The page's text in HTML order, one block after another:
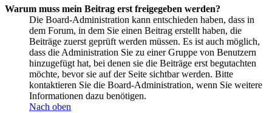
Warum muss mein Beitrag erst freigegeben werden?
Die Board-Administration kann entschieden haben, dass in
dem Forum, in dem Sie einen Beitrag erstellt haben, die
Beiträge zuerst geprüft werden müssen. Es ist auch möglich,
dass die Administration Sie zu einer Gruppe von Benutzern
hinzugefügt hat, bei denen sie die Beiträge erst begutachten
möchte, bevor sie auf der Seite sichtbar werden. Bitte
kontaktieren Sie die Board-Administration, wenn Sie weitere
Informationen dazu benötigen.
Nach oben